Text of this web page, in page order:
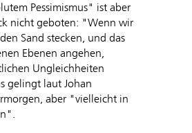
Pessimismus" ist aber
nicht geboten: "Wenn wir
Sand stecken, und das
Ebenen angehen,
Ungleichheiten
gelingt laut Johan
aber "vielleicht in